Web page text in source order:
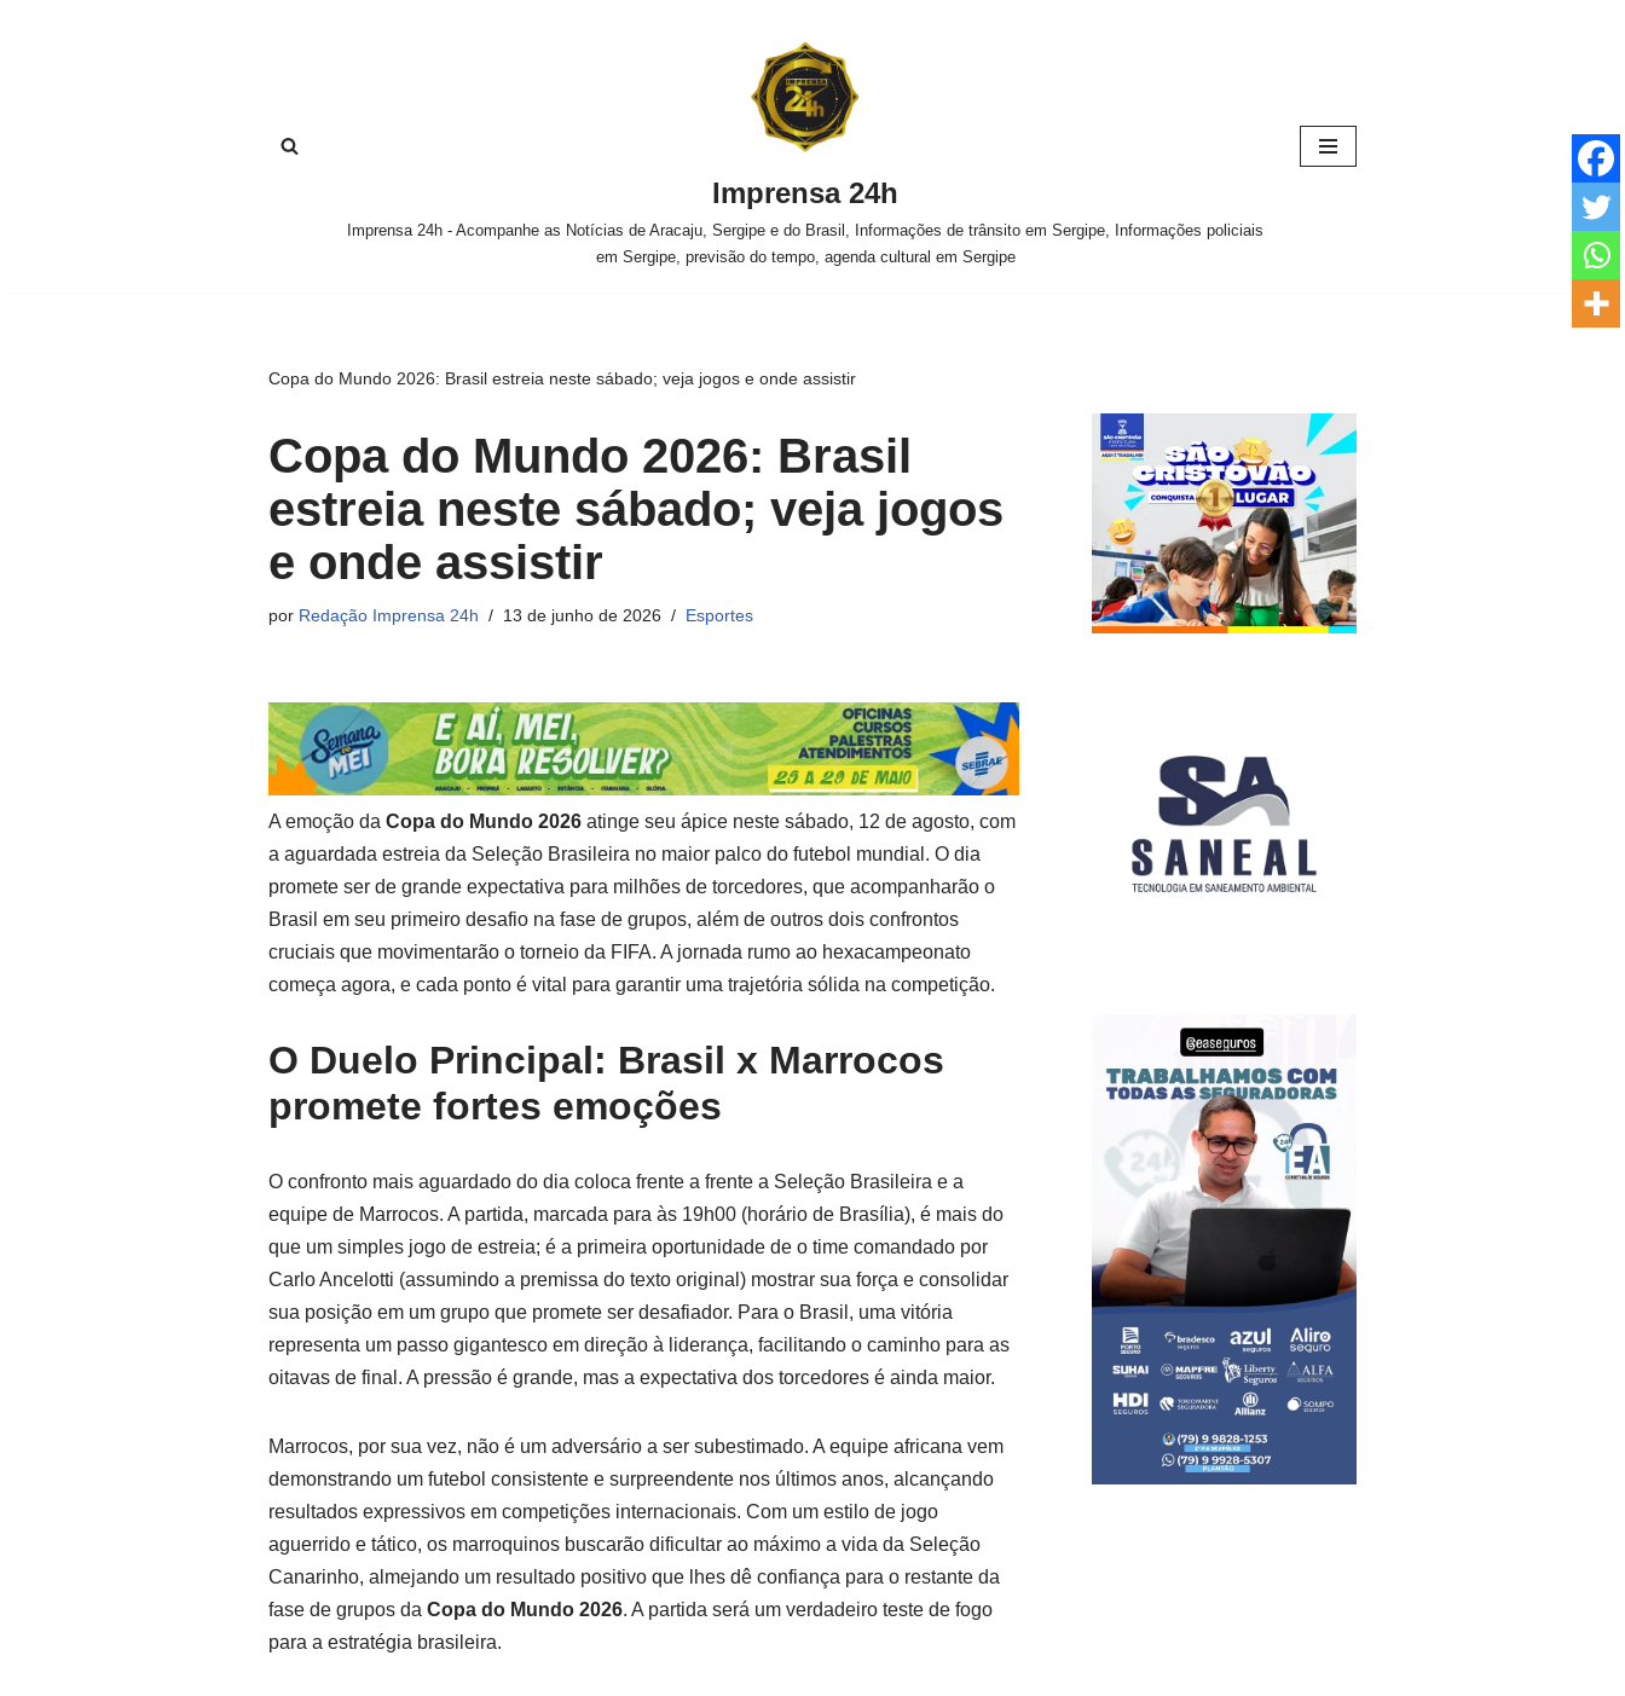
Imprensa 24h
Imprensa 24h - Acompanhe as Notícias de Aracaju, Sergipe e do Brasil, Informações de trânsito em Sergipe, Informações policiais
em Sergipe, previsão do tempo, agenda cultural em Sergipe
Copa do Mundo 2026: Brasil estreia neste sábado; veja jogos e onde assistir
Copa do Mundo 2026: Brasil
estreia neste sábado; veja jogos
e onde assistir
por Redação Imprensa 24h 13 de junho de 2026 Esportes
A emoção da Copa do Mundo 2026 atinge seu ápice neste sábado, 12 de agosto, com
a aguardada estreia da Seleção Brasileira no maior palco do futebol mundial. O dia
promete ser de grande expectativa para milhões de torcedores, que acompanharão o
Brasil em seu primeiro desafio na fase de grupos, além de outros dois confrontos
cruciais que movimentarão o torneio da FIFA. A jornada rumo ao hexacampeonato
começa agora, e cada ponto é vital para garantir uma trajetória sólida na competição.
O Duelo Principal: Brasil x Marrocos
promete fortes emoções
O confronto mais aguardado do dia coloca frente a frente a Seleção Brasileira e a
equipe de Marrocos. A partida, marcada para às 19h00 (horário de Brasília), é mais do
que um simples jogo de estreia; é a primeira oportunidade de o time comandado por
Carlo Ancelotti (assumindo a premissa do texto original) mostrar sua força e consolidar
sua posição em um grupo que promete ser desafiador. Para o Brasil, uma vitória
representa um passo gigantesco em direção à liderança, facilitando o caminho para as
oitavas de final. A pressão é grande, mas a expectativa dos torcedores é ainda maior.
Marrocos, por sua vez, não é um adversário a ser subestimado. A equipe africana vem
demonstrando um futebol consistente e surpreendente nos últimos anos, alcançando
resultados expressivos em competições internacionais. Com um estilo de jogo
aguerrido e tático, os marroquinos buscarão dificultar ao máximo a vida da Seleção
Canarinho, almejando um resultado positivo que lhes dê confiança para o restante da
fase de grupos da Copa do Mundo 2026. A partida será um verdadeiro teste de fogo
para a estratégia brasileira.